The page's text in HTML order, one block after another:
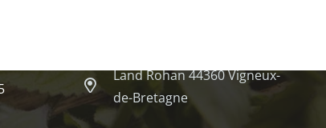
Land Rohan 44360 Vigneux-
de-Bretagne